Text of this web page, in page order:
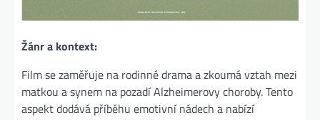
Žánr a kontext:
Film se zaměřuje na rodinné drama a zkoumá vztah mezi
matkou a synem na pozadí Alzheimerovy choroby. Tento
aspekt dodává příběhu emotivní nádech a nabízí